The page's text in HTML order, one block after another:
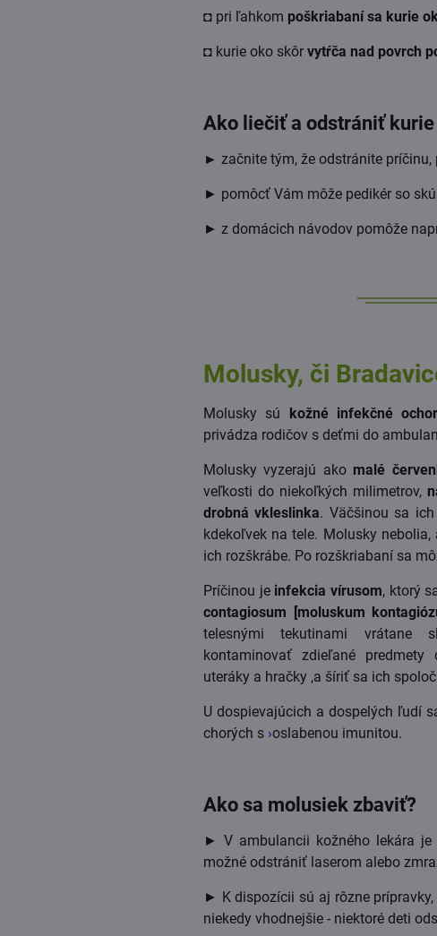
◘ pri ľahkom poškriabaní sa kurie
◘ kurie oko skôr vytŕča nad povrch
Ako liečiť a odstrániť kurie
► začnite tým, že odstránite
► pomôcť Vám môže pedikér so
► z domácich návodov pomôže
Molusky, či
Molusky sú kožné infekčné
privádza rodičov s deťmi do
Molusky vyzerajú ako malé
veľkosti do niekoľkých milimetrov,
drobná vkleslinka. Väčšinou sa
kdekoľvek na tele. Molusky
ich rozškrábe. Po rozškriabaní sa
Príčinou je infekcia vírusom, ktorý
contagiosum [moluskum
telesnými tekutinami
kontaminovať zdieľané
uteráky a hračky ,a šíriť sa ich
U dospievajúcich a dospelých ľudí
chorých s ›oslabenou imunitou.
Ako sa molusiek zbaviť?
► V ambulancii kožného lekára je
možné odstrániť laserom alebo
► K dispozícii sú aj rôzne
niekedy vhodnejšie - niektoré deti